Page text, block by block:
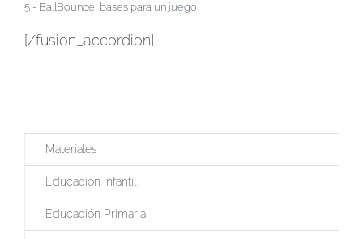
5 - BallBounce, bases para un juego
[/fusion_accordion]
Materiales
Educación Infantil
Educación Primaria